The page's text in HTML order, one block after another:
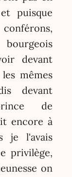
puisque
devant
mêmes
devant
de
encore à
je l'avais
privilège,
on